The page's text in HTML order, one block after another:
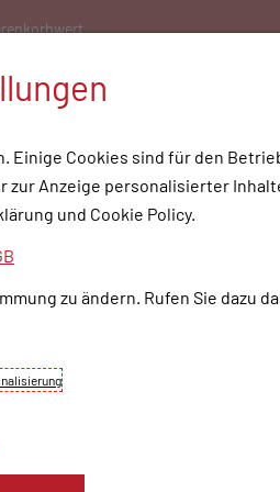
Service
Unsere Apotheke
30 ml / Einheit
Einige Cookies sind für den
Anzeige personalisierter
und Cookie Policy.
zu ändern. Rufen Sie dazu